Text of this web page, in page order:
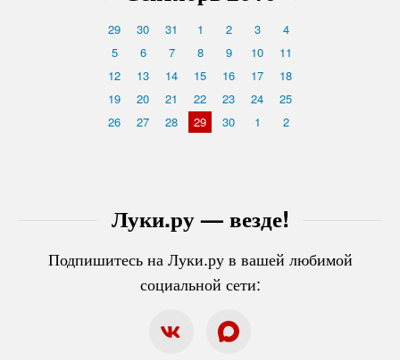
Луки.ру — везде!
Подпишитесь на Луки.ру в вашей любимой
социальной сети:
29 30 31 1 2 3
4
5
6 7 8 9 10
11
12
13 14 15 16 17
18
19
20 21 22 23 24
25
26
27 28 29 30 1 2